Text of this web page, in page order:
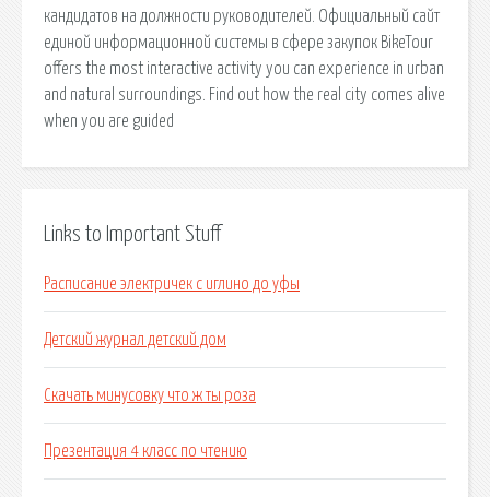
кандидатов на должности руководителей. Официальный сайт
единой информационной системы в сфере закупок BikeTour
offers the most interactive activity you can experience in urban
and natural surroundings. Find out how the real city comes alive
when you are guided
Links to Important Stuff
Расписание электричек с иглино до уфы
Детский журнал детский дом
Скачать минусовку что ж ты роза
Презентация 4 класс по чтению